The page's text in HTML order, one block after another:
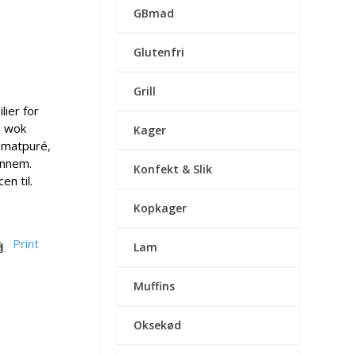
for
wok
til.
Print
GBmad
Glutenfri
Grill
Kager
Konfekt & Slik
Kopkager
Lam
Muffins
Oksekød